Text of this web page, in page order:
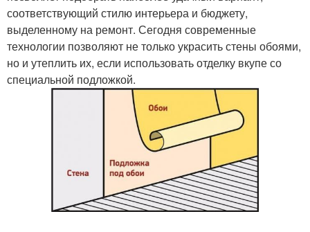
соответствующий стилю интерьера и бюджету,
выделенному на ремонт. Сегодня современные
технологии позволяют не только украсить стены обоями,
но и утеплить их, если использовать отделку вкупе со
специальной подложкой.